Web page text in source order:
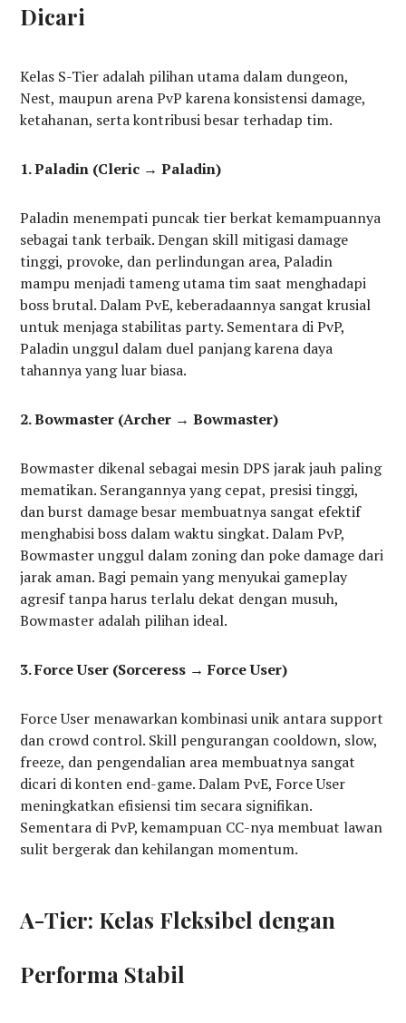
Dicari
Kelas S-Tier adalah pilihan utama dalam dungeon,
Nest, maupun arena PvP karena konsistensi damage,
ketahanan, serta kontribusi besar terhadap tim.
1. Paladin (Cleric → Paladin)
Paladin menempati puncak tier berkat kemampuannya
sebagai tank terbaik. Dengan skill mitigasi damage
tinggi, provoke, dan perlindungan area, Paladin
mampu menjadi tameng utama tim saat menghadapi
boss brutal. Dalam PvE, keberadaannya sangat krusial
untuk menjaga stabilitas party. Sementara di PvP,
Paladin unggul dalam duel panjang karena daya
tahannya yang luar biasa.
2. Bowmaster (Archer → Bowmaster)
Bowmaster dikenal sebagai mesin DPS jarak jauh paling
mematikan. Serangannya yang cepat, presisi tinggi,
dan burst damage besar membuatnya sangat efektif
menghabisi boss dalam waktu singkat. Dalam PvP,
Bowmaster unggul dalam zoning dan poke damage dari
jarak aman. Bagi pemain yang menyukai gameplay
agresif tanpa harus terlalu dekat dengan musuh,
Bowmaster adalah pilihan ideal.
3. Force User (Sorceress → Force User)
Force User menawarkan kombinasi unik antara support
dan crowd control. Skill pengurangan cooldown, slow,
freeze, dan pengendalian area membuatnya sangat
dicari di konten end-game. Dalam PvE, Force User
meningkatkan efisiensi tim secara signifikan.
Sementara di PvP, kemampuan CC-nya membuat lawan
sulit bergerak dan kehilangan momentum.
A-Tier: Kelas Fleksibel dengan
Performa Stabil